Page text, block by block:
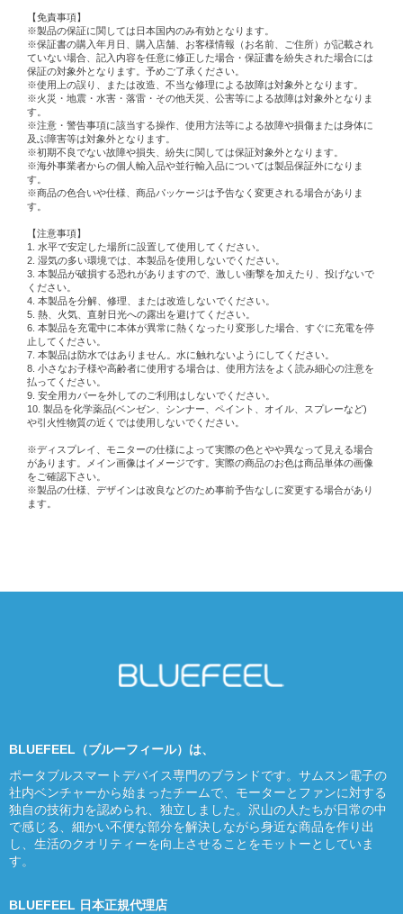
【免責事項】
※製品の保証に関しては日本国内のみ有効となります。
※保証書の購入年月日、購入店舗、お客様情報（お名前、ご住所）が記載され
ていない場合、記入内容を任意に修正した場合・保証書を紛失された場合には
保証の対象外となります。予めご了承ください。
※使用上の誤り、または改造、不当な修理による故障は対象外となります。
※火災・地震・水害・落雷・その他天災、公害等による故障は対象外となりま
す。
※注意・警告事項に該当する操作、使用方法等による故障や損傷または身体に
及ぶ障害等は対象外となります。
※初期不良でない故障や損失、紛失に関しては保証対象外となります。
※海外事業者からの個人輸入品や並行輸入品については製品保証外になりま
す。
※商品の色合いや仕様、商品パッケージは予告なく変更される場合がありま
す。
【注意事項】
1. 水平で安定した場所に設置して使用してください。
2. 湿気の多い環境では、本製品を使用しないでください。
3. 本製品が破損する恐れがありますので、激しい衝撃を加えたり、投げないで
ください。
4. 本製品を分解、修理、または改造しないでください。
5. 熱、火気、直射日光への露出を避けてください。
6. 本製品を充電中に本体が異常に熱くなったり変形した場合、すぐに充電を停
止してください。
7. 本製品は防水ではありません。水に触れないようにしてください。
8. 小さなお子様や高齢者に使用する場合は、使用方法をよく読み細心の注意を
払ってください。
9. 安全用カバーを外してのご利用はしないでください。
10. 製品を化学薬品(ベンゼン、シンナー、ペイント、オイル、スプレーなど)
や引火性物質の近くでは使用しないでください。
※ディスプレイ、モニターの仕様によって実際の色とやや異なって見える場合
があります。メイン画像はイメージです。実際の商品のお色は商品単体の画像
をご確認下さい。
※製品の仕様、デザインは改良などのため事前予告なしに変更する場合があり
ます。
BLUEFEEL（ブルーフィール）は、
ポータブルスマートデバイス専門のブランドです。サムスン電子の
社内ベンチャーから始まったチームで、モーターとファンに対する
独自の技術力を認められ、独立しました。沢山の人たちが日常の中
で感じる、細かい不便な部分を解決しながら身近な商品を作り出
し、生活のクオリティーを向上させることをモットーとしていま
す。
BLUEFEEL 日本正規代理店